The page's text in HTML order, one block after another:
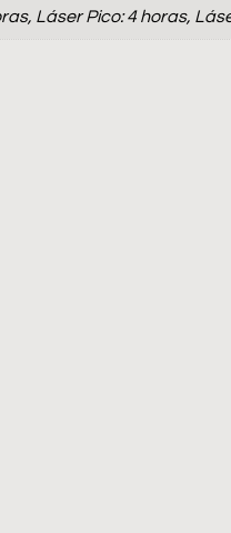
Láser Pico: 4 horas,